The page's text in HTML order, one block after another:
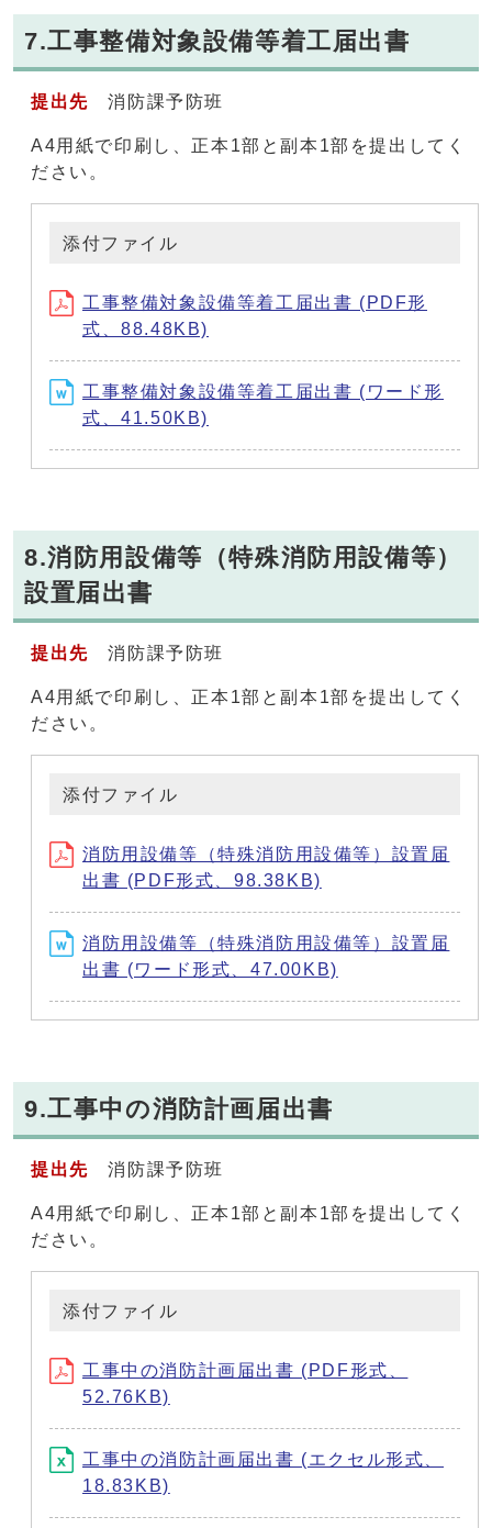
7.工事整備対象設備等着工届出書
提出先消防課予防班
A4用紙で印刷し、正本1部と副本1部を提出してく
ださい。
添付ファイル
工事整備対象設備等着工届出書 (PDF形
式、88.48KB)
工事整備対象設備等着工届出書 (ワード形
式、41.50KB)
8.消防用設備等（特殊消防用設備等）
設置届出書
提出先 消防課予防班
A4用紙で印刷し、正本1部と副本1部を提出してく
ださい。
添付ファイル
消防用設備等（特殊消防用設備等）設置届
出書 (PDF形式、98.38KB)
消防用設備等（特殊消防用設備等）設置届
出書 (ワード形式、47.00KB)
9.工事中の消防計画届出書
提出先 消防課予防班
A4用紙で印刷し、正本1部と副本1部を提出してく
ださい。
添付ファイル
工事中の消防計画届出書 (PDF形式、
52.76KB)
工事中の消防計画届出書 (エクセル形式、
18.83KB)